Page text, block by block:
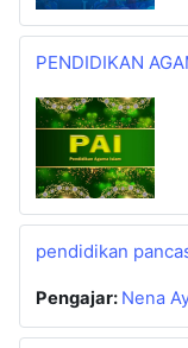
PENDIDIKAN
pendidikan
Pengajar: Nena